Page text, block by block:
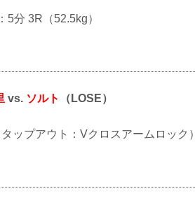
5分 3R（52.5kg）
vs. ソルト （LOSE）
ップアウト：Vクロスアームロック）